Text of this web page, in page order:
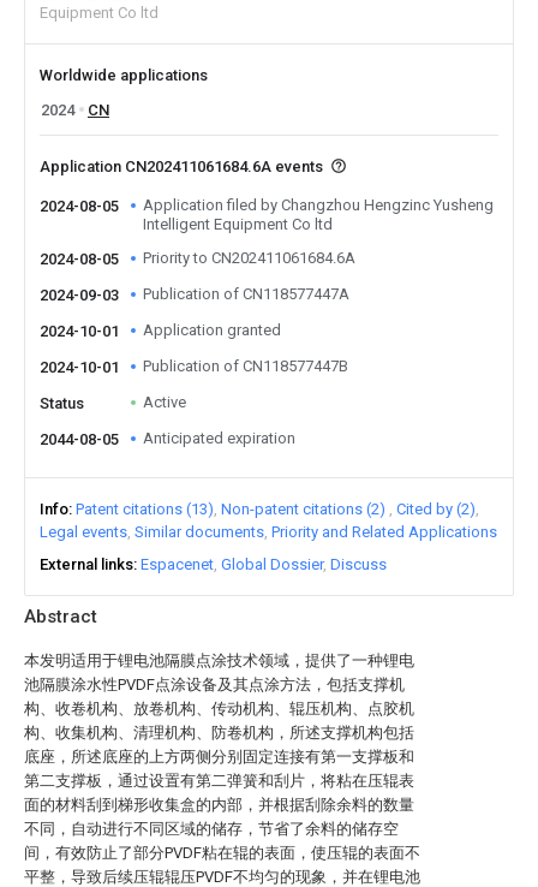
Abstract
本发明适用于锂电池隔膜点涂技术领域，提供了一种锂电
池隔膜涂水性PVDF点涂设备及其点涂方法，包括支撑机
构、收卷机构、放卷机构、传动机构、辊压机构、点胶机
构、收集机构、清理机构、防卷机构，所述支撑机构包括
底座，所述底座的上方两侧分别固定连接有第一支撑板和
第二支撑板，通过设置有第二弹簧和刮片，将粘在压辊表
面的材料刮到梯形收集盒的内部，并根据刮除余料的数量
不同，自动进行不同区域的储存，节省了余料的储存空
间，有效防止了部分PVDF粘在辊的表面，使压辊的表面不
平整，导致后续压辊辊压PVDF不均匀的现象，并在锂电池
Equipment Co ltd
Worldwide applications
2024
CN
Application CN202411061684.6A events
2024-08-05
Application filed by Changzhou Hengzinc Yusheng
Intelligent Equipment Co ltd
2024-08-05
Priority to CN202411061684.6A
2024-09-03 Publication of CN118577447A
2024-10-01 Application granted
2024-10-01 Publication of CN118577447B
Status Active
2044-08-05 Anticipated expiration
Info Patent citations (13) Non-patent citations (2)
Cited by (2)
Legal events Similar documents Priority and Related Applications
External links Espacenet Global Dossier Discuss